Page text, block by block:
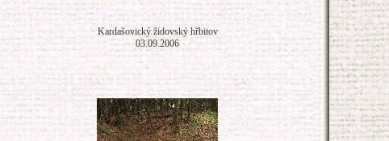
Kardašovický židovský hřbitov
03.09.2006